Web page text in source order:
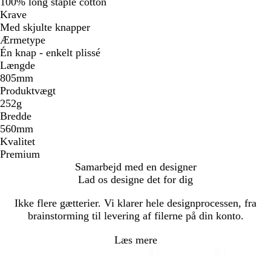
Krave
Med skjulte knapper
Ærmetype
Én knap - enkelt plissé
Længde
805mm
Produktvægt
252g
Bredde
560mm
Kvalitet
Premium
Samarbejd med en designer
Lad os designe det for dig
Ikke flere gætterier. Vi klarer hele designprocessen, fra
brainstorming til levering af filerne på din konto.
Læs mere